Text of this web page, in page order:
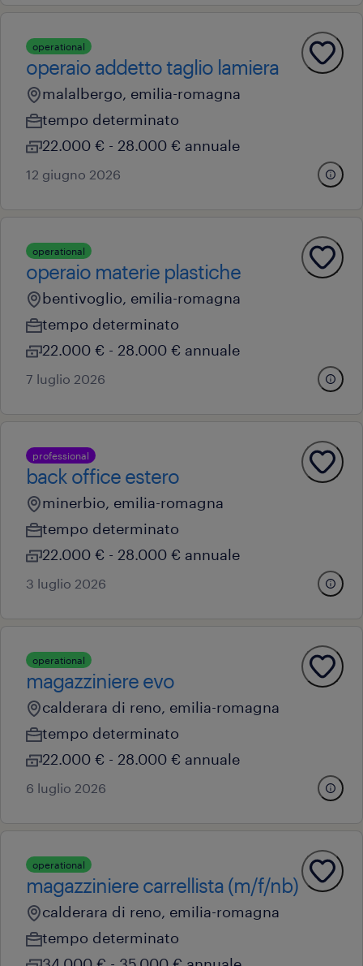
operational
operaio addetto taglio lamiera
malalbergo, emilia-romagna
tempo determinato
22.000 € - 28.000 € annuale
12 giugno 2026
operational
operaio materie plastiche
bentivoglio, emilia-romagna
tempo determinato
22.000 € - 28.000 € annuale
7 luglio 2026
professional
back office estero
minerbio, emilia-romagna
tempo determinato
22.000 € - 28.000 € annuale
3 luglio 2026
operational
magazziniere evo
calderara di reno, emilia-romagna
tempo determinato
22.000 € - 28.000 € annuale
6 luglio 2026
operational
magazziniere carrellista (m/f/nb)
calderara di reno, emilia-romagna
tempo determinato